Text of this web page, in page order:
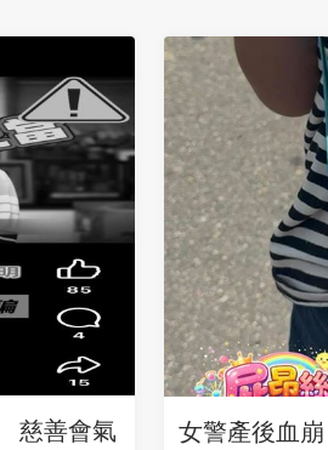
慈善會氣
女警產後血